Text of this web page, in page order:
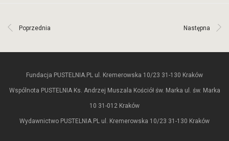
Poprzednia Następna
Fundacja PUSTELNIA.PL ul. Kremerowska 10/23 31-130 Kraków
Wspólnota PUSTELNIA Ks. Andrzej Muszala Kościół św. Marka ul. św. Marka
10 31-012 Kraków
Wydawnictwo PUSTELNIA.PL ul. Kremerowska 10/23 31-130 Kraków